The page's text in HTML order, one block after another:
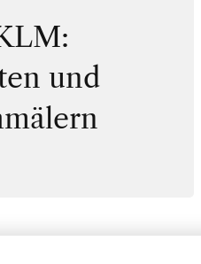
und